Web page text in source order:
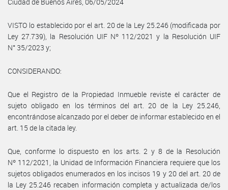
VISTO lo establecido por el art. 20 de la Ley 25.246 (modificada por
Ley 27.739), la Resolución UIF Nº 112/2021 y la Resolución UIF
N° 35/2023 y;
CONSIDERANDO:
Que el Registro de la Propiedad Inmueble reviste el carácter de
sujeto obligado en los términos del art. 20 de la Ley 25.246,
encontrándose alcanzado por el deber de informar establecido en el
art. 15 de la citada ley.
Que, conforme lo dispuesto en los arts. 2 y 8 de la Resolución
Nº 112/2021, la Unidad de Información Financiera requiere que los
sujetos obligados enumerados en los incisos 19 y 20 del art. 20 de
la Ley 25.246 recaben información completa y actualizada de/los